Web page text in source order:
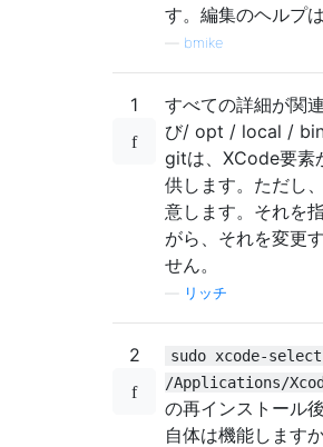
す。編集のヘルプ
bmike
1
すべての詳細が関
び/ opt / local /
gitは、XCode要素
供します。ただし
意します。それを
がら、それを変更
せん。
リッチ
2
sudo xcode-
/Applications/
の再インストール
自体は機能します